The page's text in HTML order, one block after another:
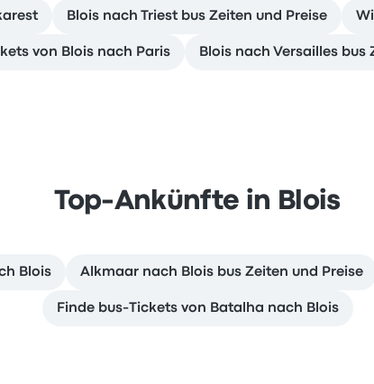
Blois nach Triest bus Zeiten und Preise
von Blois nach Paris Blois nach Versailles bus
Top-Ankünfte in Blois
Blois Alkmaar nach Blois bus Zeiten und Preise
Finde bus-Tickets von Batalha nach Blois